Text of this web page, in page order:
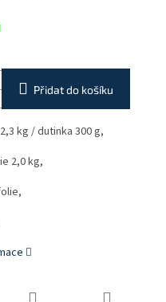
Přidat do košíku
kg / dutinka 300 g,
2,0 kg,